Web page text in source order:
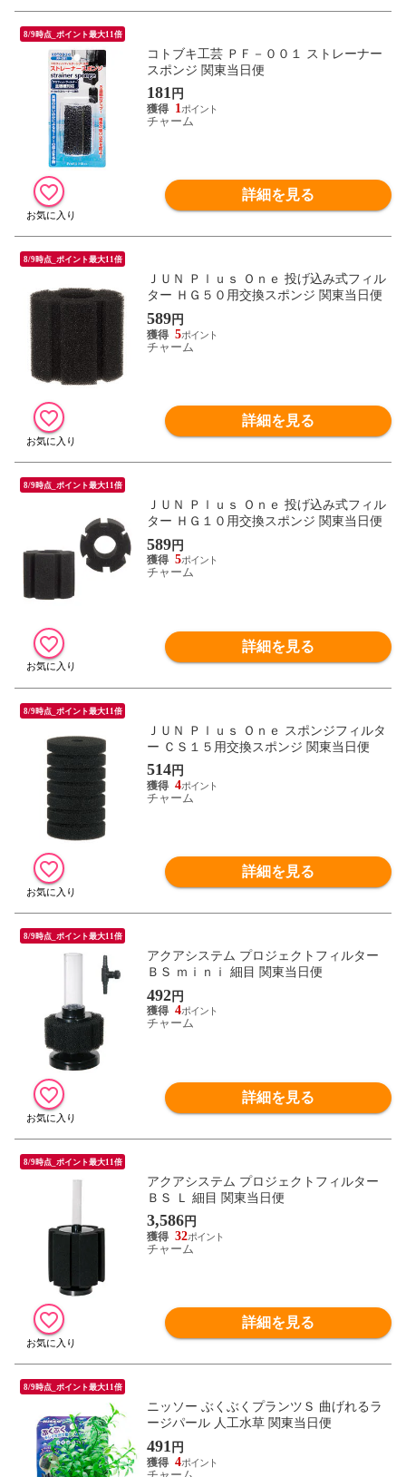
8/9時点_ポイント最大11倍
コトブキ工芸 ＰＦ－００１ ストレーナー
スポンジ 関東当日便
181 円
1
チャーム
詳細を見る
8/9時点_ポイント最大11倍
ＪＵＮ Ｐｌｕｓ Ｏｎｅ 投げ込み式フィル
ター ＨＧ５０用交換スポンジ 関東当日便
589円
5
チャーム
詳細を見る
8/9時点_ポイント最大11倍
ＪＵＮ Ｐｌｕｓ Ｏｎｅ 投げ込み式フィル
ター ＨＧ１０用交換スポンジ 関東当日便
589円
5
チャーム
詳細を見る
8/9時点_ポイント最大11倍
ＪＵＮ Ｐｌｕｓ Ｏｎｅ スポンジフィルタ
ー ＣＳ１５用交換スポンジ 関東当日便
514円
4
チャーム
詳細を見る
8/9時点_ポイント最大11倍
アクアシステム プロジェクトフィルター
ＢＳ ｍｉｎｉ 細目 関東当日便
492円
4
チャーム
詳細を見る
8/9時点_ポイント最大11倍
アクアシステム プロジェクトフィルター
ＢＳ Ｌ 細目 関東当日便
3,586円
32
チャーム
詳細を見る
8/9時点_ポイント最大11倍
ニッソー ぶくぶくプランツＳ 曲げれるラ
ージパール 人工水草 関東当日便
491 円
4